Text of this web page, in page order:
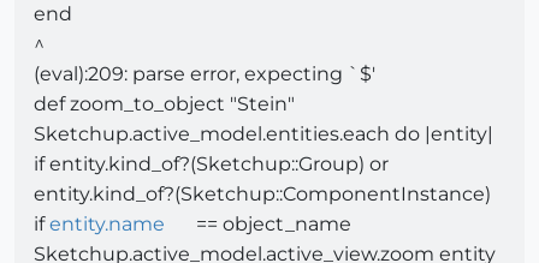
end
^
(eval):209: parse error, expecting `$'
def zoom_to_object "Stein"
Sketchup.active_model.entities.each do |entity|
if entity.kind_of?(Sketchup::Group) or
entity.kind_of?(Sketchup::ComponentInstance)
ifentity.name
== object_name
Sketchup.active_model.active_view.zoom entity